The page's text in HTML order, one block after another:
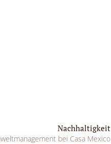
Nachhaltigkeit
bei Casa Mexico